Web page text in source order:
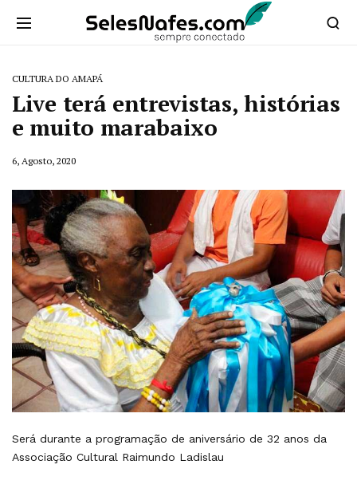
CULTURA DO AMAPÁ
Live terá entrevistas, histórias
e muito marabaixo
6, Agosto, 2020
Será durante a programação de aniversário de 32 anos da
Associação Cultural Raimundo Ladislau